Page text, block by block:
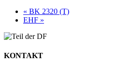
« BK 2320 (T)
EHF »
KONTAKT